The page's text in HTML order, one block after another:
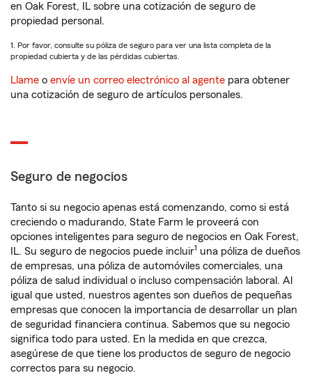
en Oak Forest, IL sobre una cotización de seguro de
propiedad personal.
1. Por favor, consulte su póliza de seguro para ver una lista completa de la
propiedad cubierta y de las pérdidas cubiertas.
Llame o envíe un correo electrónico al agente para obtener
una cotización de seguro de artículos personales.
Seguro de negocios
Tanto si su negocio apenas está comenzando, como si está
creciendo o madurando, State Farm le proveerá con
opciones inteligentes para seguro de negocios en Oak Forest,
IL. Su seguro de negocios puede incluir1 una póliza de dueños
de empresas, una póliza de automóviles comerciales, una
póliza de salud individual o incluso compensación laboral. Al
igual que usted, nuestros agentes son dueños de pequeñas
empresas que conocen la importancia de desarrollar un plan
de seguridad financiera continua. Sabemos que su negocio
significa todo para usted. En la medida en que crezca,
asegúrese de que tiene los productos de seguro de negocio
correctos para su negocio.